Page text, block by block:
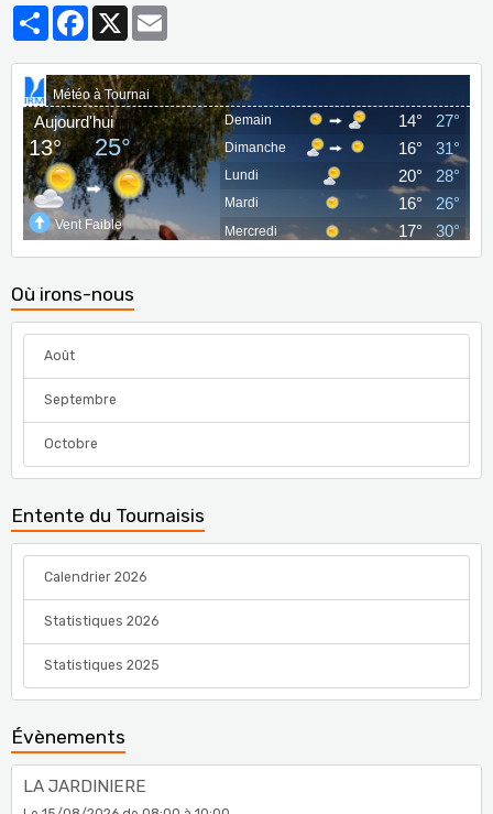
PartagerFacebook
Où irons-nous
Août
Septembre
Octobre
Entente du Tournaisis
Calendrier 2026
Statistiques 2026
Statistiques 2025
Évènements
LA JARDINIERE